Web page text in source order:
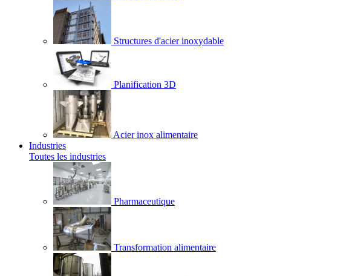
Structures d'acier inoxydable
Planification 3D
Acier inox alimentaire
Industries
Toutes les industries
Pharmaceutique
Transformation alimentaire